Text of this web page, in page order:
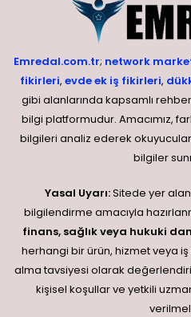
Emredal.com.tr; network
fikirleri, evde ek iş fikirleri,
gibi alanlarında kapsamlı
bilgi platformudur. Amacımız,
bilgileri analiz ederek
bilgiler
Yasal Uyarı:Sitede yer
bilgilendirme amacıyla
finans, sağlık veya hukuki
herhangi bir ürün, hizmet veya iş
alma tavsiyesi olarak
kişisel koşullar ve yetkili